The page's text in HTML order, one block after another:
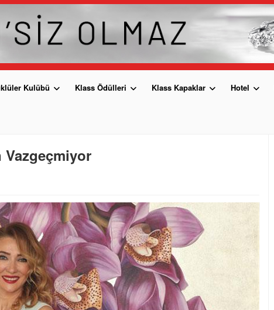
Kulübü Klass Ödülleri Klass Kapaklar Hotel
Vazgeçmiyor